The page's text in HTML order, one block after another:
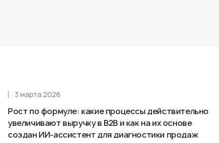
Рост по формуле: какие процессы действительно
увеличивают выручку в B2B и как на их основе
создан ИИ-ассистент для диагностики продаж
3 марта 2026